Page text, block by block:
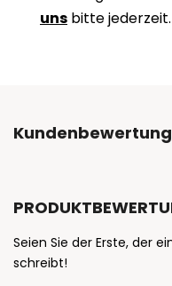
uns bitte jederzeit.
Seien Sie der Erste, der
schreibt!